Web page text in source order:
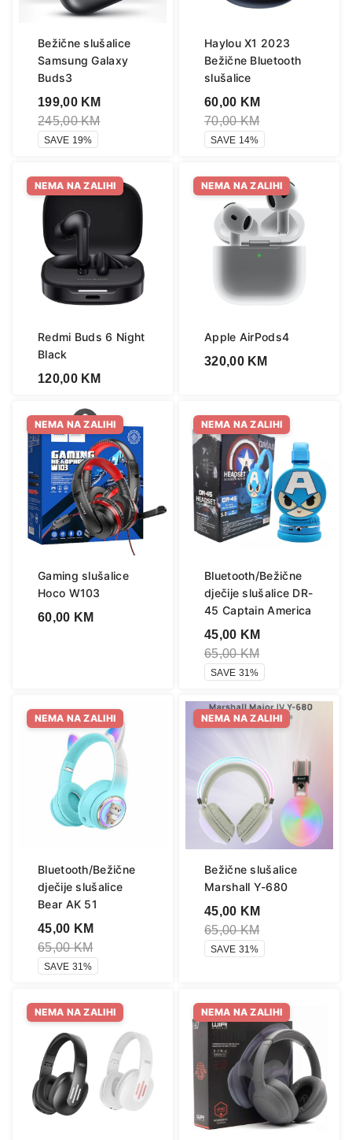
Bežične slušalice
Samsung Galaxy
Buds3
199,00 KM
245,00KM
SAVE 19%
Haylou X1 2023
Bežične Bluetooth
slušalice
60,00 KM
70,00KM
SAVE 14%
NEMA NA ZALIHI
Redmi Buds 6 Night
Black
120,00 KM
NEMA NA ZALIHI
Apple AirPods4
320,00 KM
NEMA NA ZALIHI
Gaming slušalice
Hoco W103
60,00 KM
NEMA NA ZALIHI
Bluetooth/Bežične
dječije slušalice DR-
45 Captain America
45,00 KM
65,00KM
SAVE 31%
NEMA NA ZALIHI
Bluetooth/Bežične
dječije slušalice
Bear AK 51
45,00 KM
65,00KM
SAVE 31%
NEMA NA ZALIHI
Bežične slušalice
Marshall Y-680
45,00 KM
65,00KM
SAVE 31%
NEMA NA ZALIHI NEMA NA ZALIHI